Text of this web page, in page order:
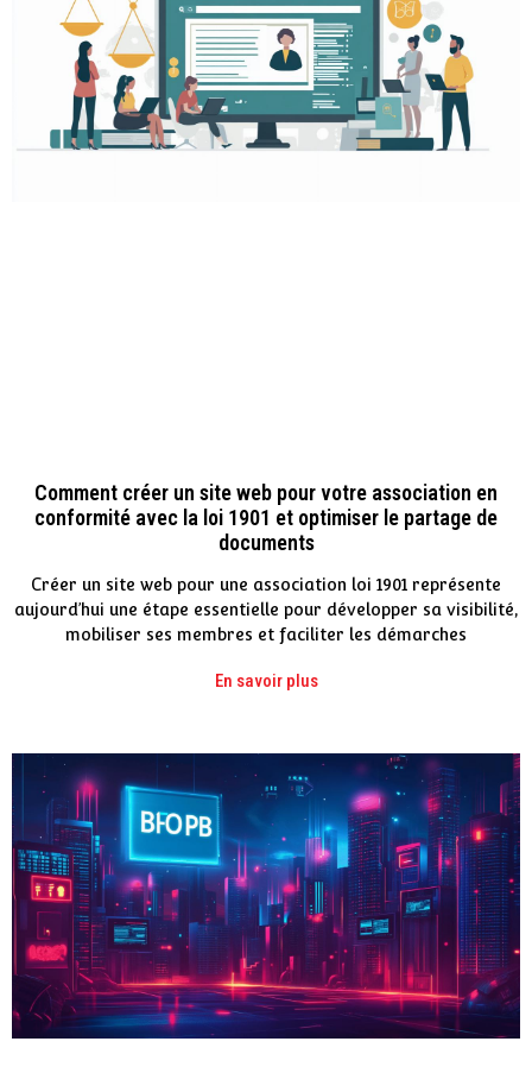
Comment créer un site web pour votre association en
conformité avec la loi 1901 et optimiser le partage de
documents
Créer un site web pour une association loi 1901 représente
aujourd’hui une étape essentielle pour développer sa visibilité,
mobiliser ses membres et faciliter les démarches
En savoir plus